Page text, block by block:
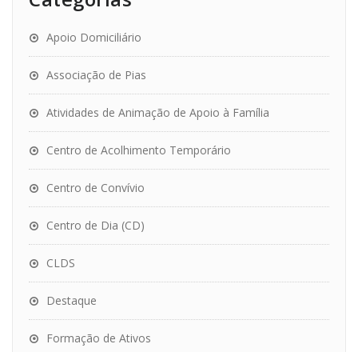
Apoio Domiciliário
Associação de Pias
Atividades de Animação de Apoio à Família
Centro de Acolhimento Temporário
Centro de Convívio
Centro de Dia (CD)
CLDS
Destaque
Formação de Ativos